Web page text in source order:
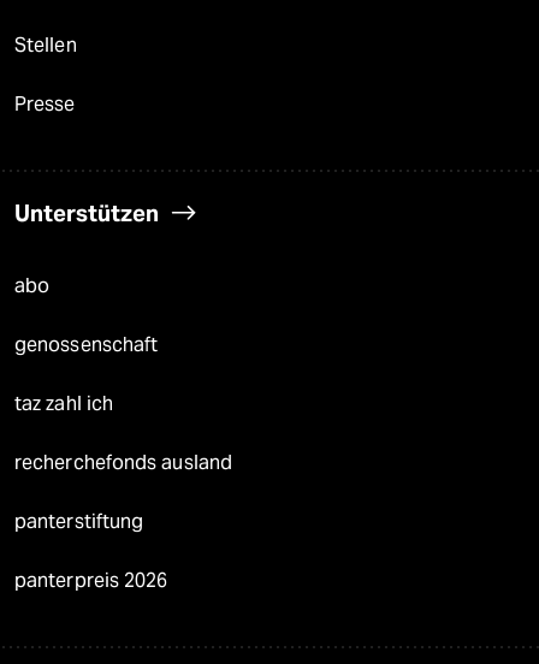
Stellen
Presse
Unterstützen
abo
genossenschaft
taz zahl ich
recherchefonds ausland
panterstiftung
panterpreis 2026